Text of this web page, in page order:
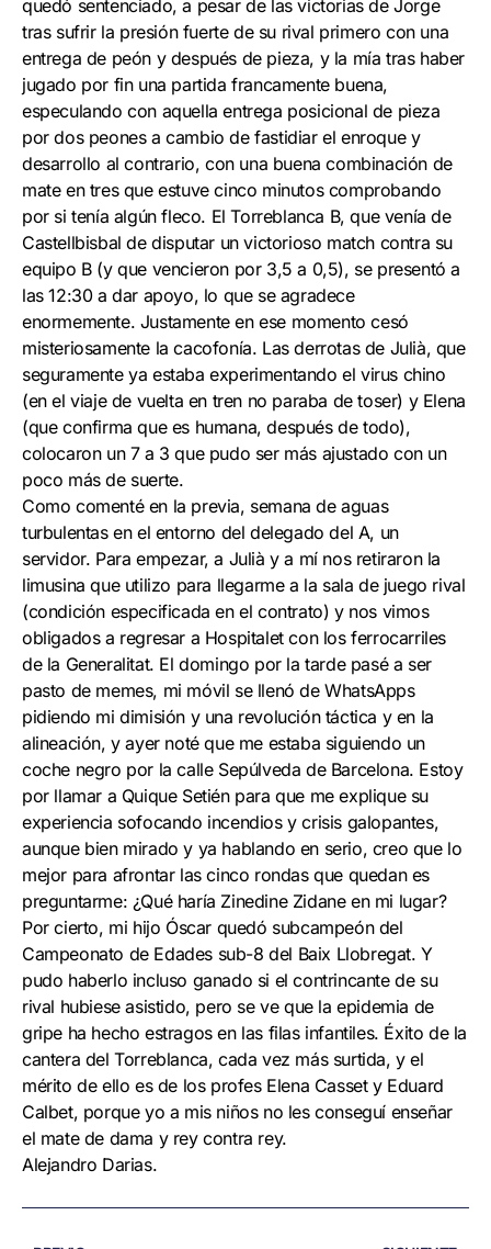
quedó sentenciado, a pesar de las victorias de Jorge
tras sufrir la presión fuerte de su rival primero con una
entrega de peón y después de pieza, y la mía tras haber
jugado por fin una partida francamente buena,
especulando con aquella entrega posicional de pieza
por dos peones a cambio de fastidiar el enroque y
desarrollo al contrario, con una buena combinación de
mate en tres que estuve cinco minutos comprobando
por si tenía algún fleco. El Torreblanca B, que venía de
Castellbisbal de disputar un victorioso match contra su
equipo B (y que vencieron por 3,5 a 0,5), se presentó a
las 12:30 a dar apoyo, lo que se agradece
enormemente. Justamente en ese momento cesó
misteriosamente la cacofonía. Las derrotas de Julià, que
seguramente ya estaba experimentando el virus chino
(en el viaje de vuelta en tren no paraba de toser) y Elena
(que confirma que es humana, después de todo),
colocaron un 7 a 3 que pudo ser más ajustado con un
poco más de suerte.
Como comenté en la previa, semana de aguas
turbulentas en el entorno del delegado del A, un
servidor. Para empezar, a Julià y a mí nos retiraron la
limusina que utilizo para llegarme a la sala de juego rival
(condición especificada en el contrato) y nos vimos
obligados a regresar a Hospitalet con los ferrocarriles
de la Generalitat. El domingo por la tarde pasé a ser
pasto de memes, mi móvil se llenó de WhatsApps
pidiendo mi dimisión y una revolución táctica y en la
alineación, y ayer noté que me estaba siguiendo un
coche negro por la calle Sepúlveda de Barcelona. Estoy
por llamar a Quique Setién para que me explique su
experiencia sofocando incendios y crisis galopantes,
aunque bien mirado y ya hablando en serio, creo que lo
mejor para afrontar las cinco rondas que quedan es
preguntarme: ¿Qué haría Zinedine Zidane en mi lugar?
Por cierto, mi hijo Óscar quedó subcampeón del
Campeonato de Edades sub-8 del Baix Llobregat. Y
pudo haberlo incluso ganado si el contrincante de su
rival hubiese asistido, pero se ve que la epidemia de
gripe ha hecho estragos en las filas infantiles. Éxito de la
cantera del Torreblanca, cada vez más surtida, y el
mérito de ello es de los profes Elena Casset y Eduard
Calbet, porque yo a mis niños no les conseguí enseñar
el mate de dama y rey contra rey.
Alejandro Darias.